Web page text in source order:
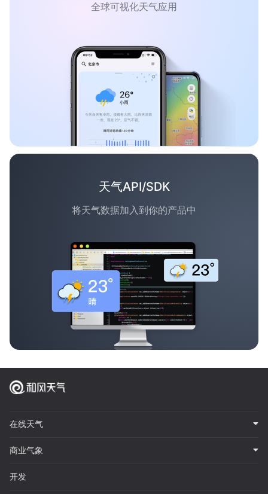
全球可视化天气应用
天气API/SDK
将天气数据加入到你的产品中
在线天气
商业气象
开发